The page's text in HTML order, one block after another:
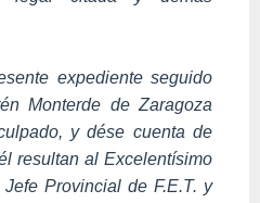
expediente seguido
Monterde de Zaragoza
y dése cuenta de
resultan al Excelentísimo
Provincial de F.E.T. y